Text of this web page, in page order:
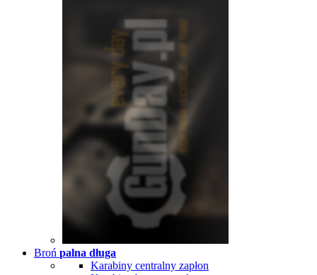
Broń palna długa
Karabiny centralny zapłon